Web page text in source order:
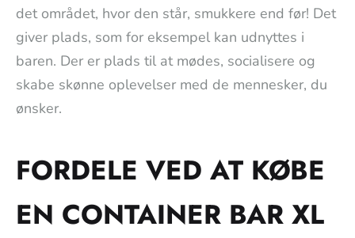
det området, hvor den står, smukkere end før! Det
giver plads, som for eksempel kan udnyttes i
baren. Der er plads til at mødes, socialisere og
skabe skønne oplevelser med de mennesker, du
ønsker.
FORDELE VED AT KØBE
EN CONTAINER BAR XL